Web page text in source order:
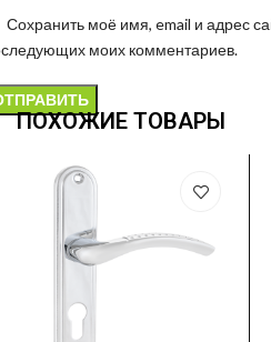
Сохранить моё имя, email и адрес
моих комментариев.
ПОХОЖИЕ ТОВАРЫ